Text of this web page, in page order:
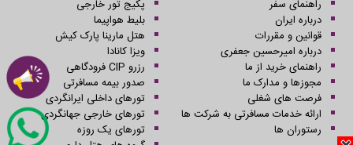
راهنمای سفر
درباره ایران
قوانین و مقررات
درباره امیرحسین جعفری
راهنمای خرید از ما
مجوزها و مدارک ما
فرصت های شغلی
ارائه خدمات مسافرتی به شرکت ها
رستوران ها
پکیج تور خارجی
بلیط هواپیما
هتل مارینا پارک کیش
ویزا کانادا
رزرو CIP فرودگاهی
صدور بیمه مسافرتی
تورهای داخلی ایرانگردی
تورهای خارجی جهانگردی
تورهای یک روزه